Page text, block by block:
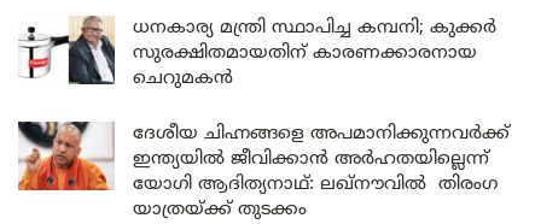
ധനകാര്യ മന്ത്രി സ്ഥാപിച്ച കമ്പനി; കുക്കർ
സുരക്ഷിതമായതിന് കാരണക്കാരനായ
ചെറുമകൻ
ദേശീയ ചിഹ്നങ്ങളെ അപമാനിക്കുന്നവർക്ക്
ഇന്ത്യയിൽ ജീവിക്കാൻ അർഹതയില്ലെന്ന്
യോഗി ആദിത്യനാഥ്: ലഖ്‌നൗവിൽ തിരംഗ
യാത്രയ്ക്ക് തുടക്കം